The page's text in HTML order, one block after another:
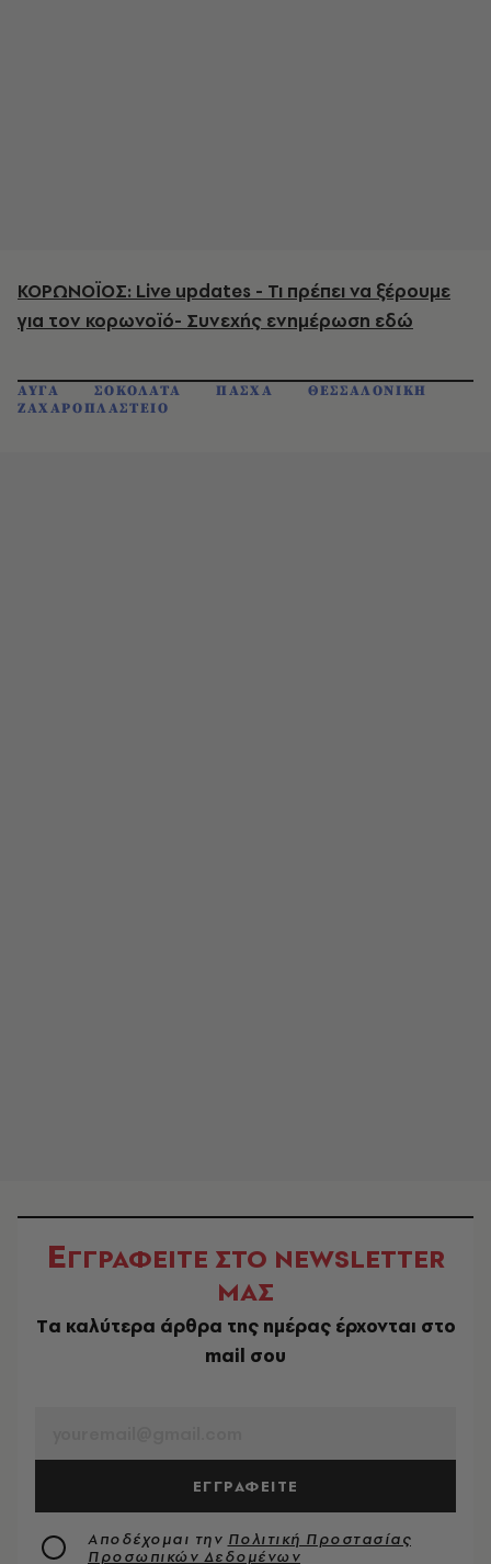
ΚΟΡΩΝΟΪΟΣ: Live updates - Τι πρέπει να ξέρουμε
για τον κορωνοϊό- Συνεχής ενημέρωση εδώ
ΑΥΓΑ ΣΟΚΟΛΑΤΑ ΠΑΣΧΑ
ΘΕΣΣΑΛΟΝΙΚΗ
ΖΑΧΑΡΟΠΛΑΣΤΕΙΟ
ΕΓΓΡΑΦΕΙΤΕ ΣΤΟ NEWSLETTER
ΜΑΣ
Tα καλύτερα άρθρα της ημέρας έρχονται στο
mail σου
ΕΓΓΡΑΦΕΙΤΕ
Αποδέχομαι την Πολιτική Προστασίας
Προσωπικών Δεδομένων